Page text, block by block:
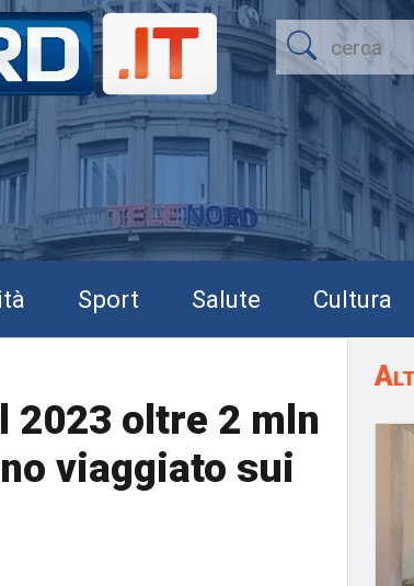
Sport Salute Cultura
2023 oltre 2 mln
viaggiato sui